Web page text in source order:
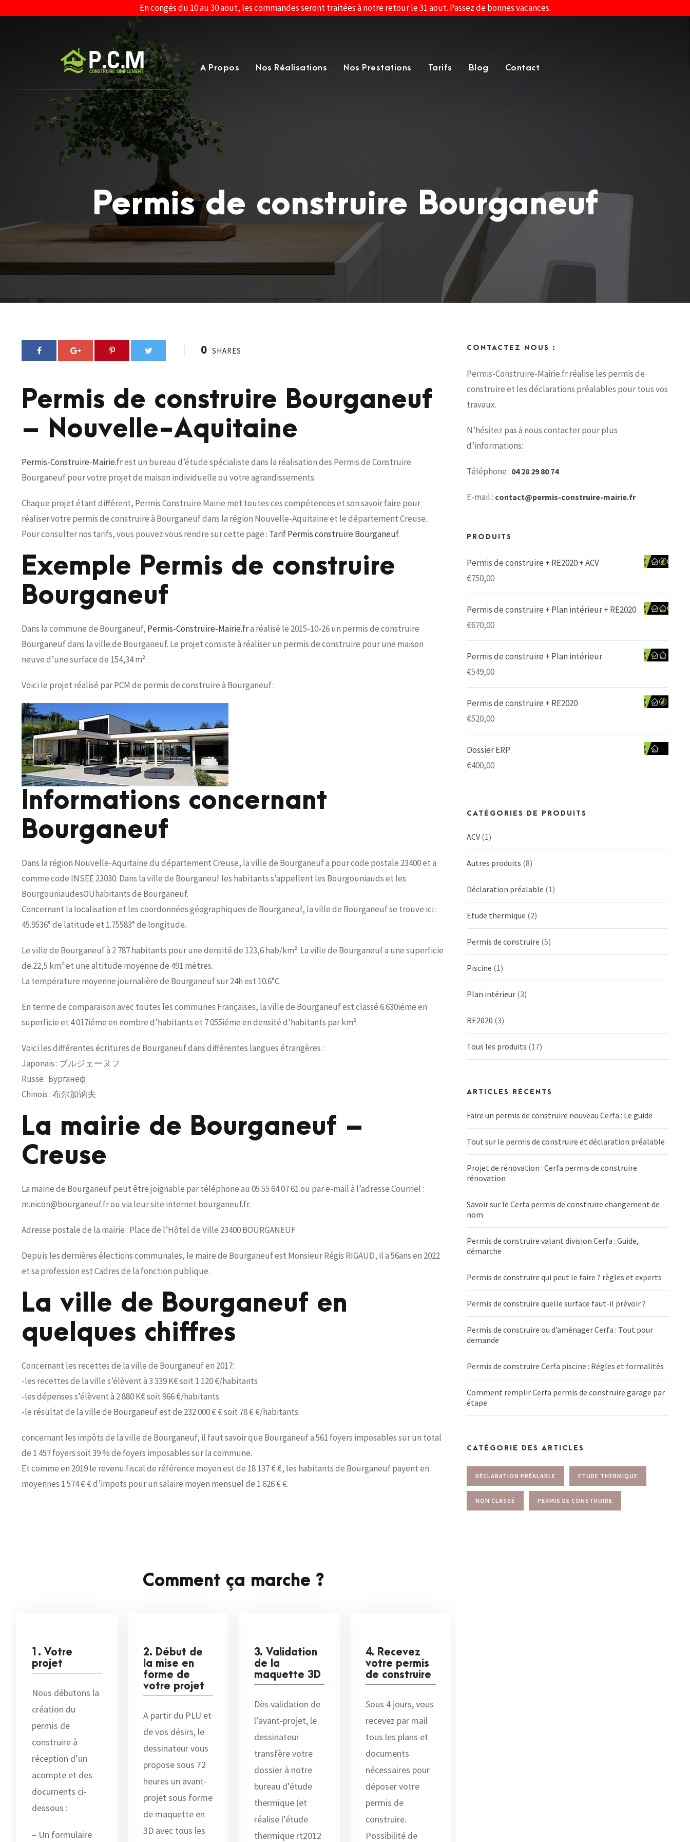
En congés du 10 au 30 aout, les commandes seront traitées à notre retour le 31 aout. Passez de bonnes vacances.
A Propos Nos Réalisations Nos Prestations Tarifs Blog Contact
Permis de construire Bourganeuf
0 SHARES
Permis de construire Bourganeuf
– Nouvelle-Aquitaine
Permis-Construire-Mairie.frest un bureau d’étude spécialiste dans la réalisation des Permis de Construire
Bourganeuf pour votre projet de maison individuelle ou votre agrandissements.
Chaque projet étant différent, Permis Construire Mairie met toutes ces compétences et son savoir faire pour
réaliser votre permis de construire à Bourganeuf dans la région Nouvelle-Aquitaine et le département Creuse.
Pour consulter nos tarifs, vous pouvez vous rendre sur cette page : Tarif Permis construire Bourganeuf.
Exemple Permis de construire
Bourganeuf
Dans la commune de Bourganeuf, Permis-Construire-Mairie.fra réalisé le 2015-10-26 un permis de construire
Bourganeuf dans la ville de Bourganeuf. Le projet consiste à réaliser un permis de construire pour une maison
neuve d’une surface de 154,34 m².
Voici le projet réalisé par PCM de permis de construire à Bourganeuf :
Informations concernant
Bourganeuf
Dans la région Nouvelle-Aquitaine du département Creuse, la ville de Bourganeuf a pour code postale 23400 et a
comme code INSEE 23030. Dans la ville de Bourganeuf les habitants s’appellent les Bourgouniauds et les
BourgouniaudesOUhabitants de Bourganeuf.
Concernant la localisation et les coordonnées géographiques de Bourganeuf, la ville de Bourganeuf se trouve ici :
45.9536° de latitude et 1.75583° de longitude.
Le ville de Bourganeuf à 2 787 habitants pour une densité de 123,6 hab/km². La ville de Bourganeuf a une superficie
de 22,5 km² et une altitude moyenne de 491 mètres.
La température moyenne journalière de Bourganeuf sur 24h est 10.6°C.
En terme de comparaison avec toutes les communes Françaises, la ville de Bourganeuf est classé 6 630iéme en
superficie et 4 017iéme en nombre d’habitants et 7 055iéme en densité d’habitants par km².
Voici les différentes écritures de Bourganeuf dans différentes langues étrangères :
Japonais : ブルジェーヌフ
Russe : Бурганёф
Chinois : 布尔加讷夫
La mairie de Bourganeuf –
Creuse
La mairie de Bourganeuf peut être joignable par téléphone au 05 55 64 07 61 ou par e-mail à l’adresse Courriel :
m.nicon@bourganeuf.fr ou via leur site internet bourganeuf.fr.
Adresse postale de la mairie : Place de l’Hôtel de Ville 23400 BOURGANEUF
Depuis les dernières élections communales, le maire de Bourganeuf est Monsieur Régis RIGAUD, il a 56ans en 2022
et sa profession est Cadres de la fonction publique.
La ville de Bourganeuf en
quelques chiffres
Concernant les recettes de la ville de Bourganeuf en 2017:
-les recettes de la ville s’élèvent à 3 339 K€ soit 1 120 €/habitants
-les dépenses s’élèvent à 2 880 K€ soit 966 €/habitants
-le résultat de la ville de Bourganeuf est de 232 000 € € soit 78 € €/habitants.
concernant les impôts de la ville de Bourganeuf, il faut savoir que Bourganeuf a 561 foyers imposables sur un total
de 1 457 foyers soit 39 % de foyers imposables sur la commune.
Et comme en 2019 le revenu fiscal de référence moyen est de 18 137 € €, les habitants de Bourganeuf payent en
moyennes 1 574 € € d’impots pour un salaire moyen mensuel de 1 626 € €.
Comment ça marche ?
1. Votre
projet
Nous débutons la
création du
permis de
construire à
réception d’un
acompte et des
documents ci-
dessous :
– Un formulaire
2. Début de
la mise en
forme de
votre projet
A partir du PLU et
de vos désirs, le
dessinateur vous
propose sous 72
heures un avant-
projet sous forme
de maquette en
3D avec tous les
3. Validation
de la
maquette 3D
Dès validation de
l’avant-projet, le
dessinateur
transfère votre
dossier à notre
bureau d’étude
thermique (et
réalise l’étude
thermique rt2012
4. Recevez
votre permis
de construire
Sous 4 jours, vous
recevez par mail
tous les plans et
documents
nécessaires pour
déposer votre
permis de
construire.
Possibilité de
CONTACTEZ NOUS :
Permis-Construire-Mairie.fr réalise les permis de
construire et les déclarations préalables pour tous vos
travaux.
N’hésitez pas à nous contacter pour plus
d’informations:
Téléphone : 04 28 29 80 74
E-mail : contact@permis-construire-mairie.fr
PRODUITS
Permis de construire + RE2020 + ACV
€750,00
Permis de construire + Plan intérieur + RE2020
€670,00
Permis de construire + Plan intérieur
€549,00
Permis de construire + RE2020
€520,00
Dossier ERP
€400,00
CATÉGORIES DE PRODUITS
ACV (1)
Autres produits (8)
Déclaration préalable (1)
Etude thermique (2)
Permis de construire (5)
Piscine (1)
Plan intérieur (3)
RE2020 (3)
Tous les produits (17)
ARTICLES RÉCENTS
Faire un permis de construire nouveau Cerfa : Le guide
Tout sur le permis de construire et déclaration préalable
Projet de rénovation : Cerfa permis de construire
rénovation
Savoir sur le Cerfa permis de construire changement de
nom
Permis de construire valant division Cerfa : Guide,
démarche
Permis de construire qui peut le faire ? règles et experts
Permis de construire quelle surface faut-il prévoir ?
Permis de construire ou d’aménager Cerfa : Tout pour
demande
Permis de construire Cerfa piscine : Régles et formalités
Comment remplir Cerfa permis de construire garage par
étape
CATÉGORIE DES ARTICLES
DÉCLARATION PRÉALABLE ETUDE THERMIQUE
NON CLASSÉ PERMIS DE CONSTRUIRE